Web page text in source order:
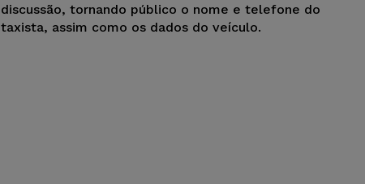
discussão, tornando público o nome e telefone do
taxista, assim como os dados do veículo.